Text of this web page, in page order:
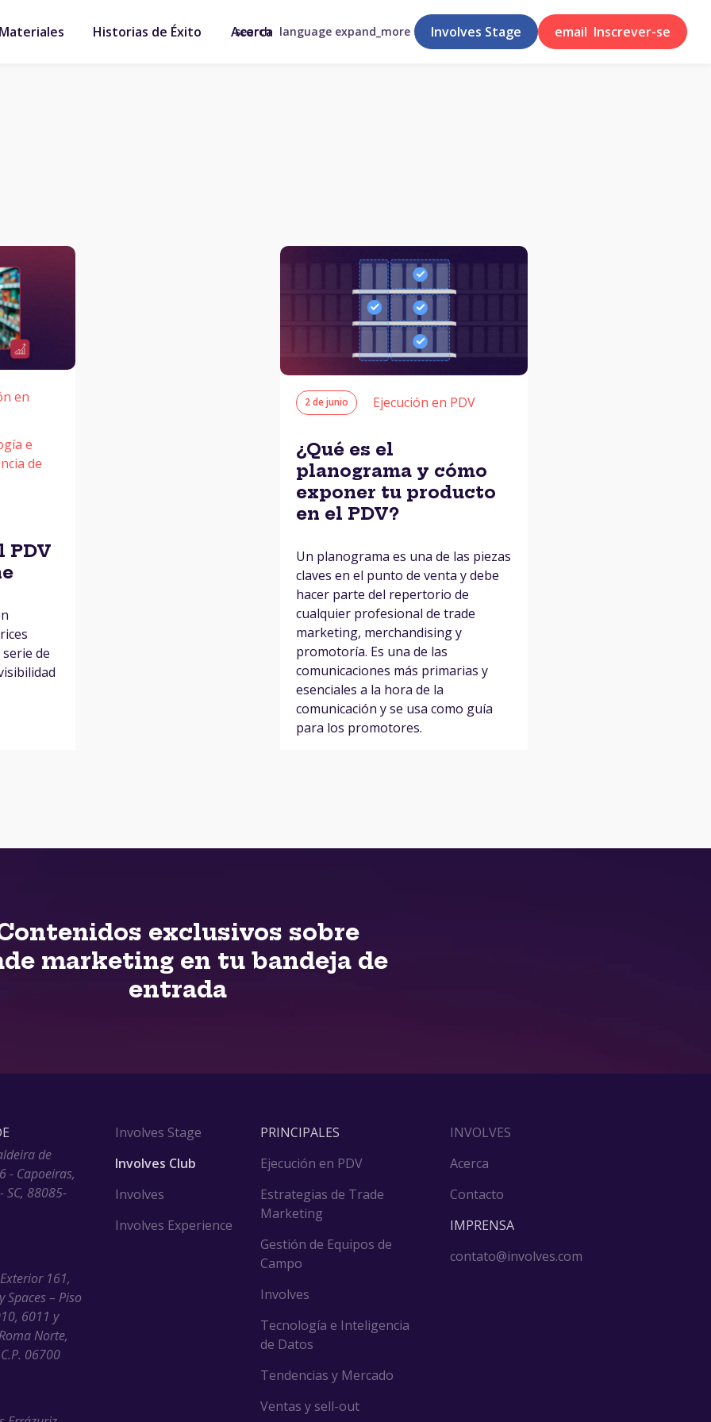
Historias de Éxito Acerca
search language expand_more Involves Stage email Inscrever-se
en
e
de
PDV
de
2 de junio Ejecución en PDV
¿Qué es el
planograma y cómo
exponer tu producto
en el PDV?
Un planograma es una de las piezas
claves en el punto de venta y debe
hacer parte del repertorio de
cualquier profesional de trade
marketing, merchandising y
promotoría. Es una de las
comunicaciones más primarias y
esenciales a la hora de la
comunicación y se usa como guía
para los promotores.
exclusivos sobre
marketing en tu bandeja de
entrada
de
- Capoeiras,
SC, 88085-
161,
Spaces – Piso
6011 y
Norte,
06700
Involves Stage
Involves Club
Involves
Involves Experience
PRINCIPALES
Ejecución en PDV
Estrategias de Trade
Marketing
Gestión de Equipos de
Campo
Involves
Tecnología e Inteligencia
de Datos
Tendencias y Mercado
Ventas y sell-out
INVOLVES
Acerca
Contacto
IMPRENSA
contato@involves.com